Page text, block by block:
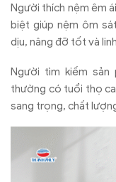
Người thích nệm êm
biệt giúp nệm ôm sát
dịu, nâng đỡ tốt và
Người tìm kiếm sản
thường có tuổi thọ
sang trọng, chất lư